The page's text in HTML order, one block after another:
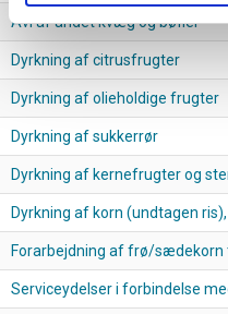
Avl af andet kvæg og bøfler
Dyrkning af citrusfrugter
Dyrkning af olieholdige frugter
Dyrkning af sukkerrør
Dyrkning af kernefrugter og
Dyrkning af korn (undtagen
Forarbejdning af frø/sædekorn
Serviceydelser i forbindelse